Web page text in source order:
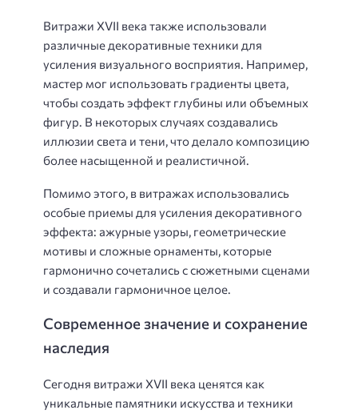
Витражи XVII века также использовали
различные декоративные техники для
усиления визуального восприятия. Например,
мастер мог использовать градиенты цвета,
чтобы создать эффект глубины или объемных
фигур. В некоторых случаях создавались
иллюзии света и тени, что делало композицию
более насыщенной и реалистичной.
Помимо этого, в витражах использовались
особые приемы для усиления декоративного
эффекта: ажурные узоры, геометрические
мотивы и сложные орнаменты, которые
гармонично сочетались с сюжетными сценами
и создавали гармоничное целое.
Современное значение и сохранение
наследия
Сегодня витражи XVII века ценятся как
уникальные памятники искусства и техники